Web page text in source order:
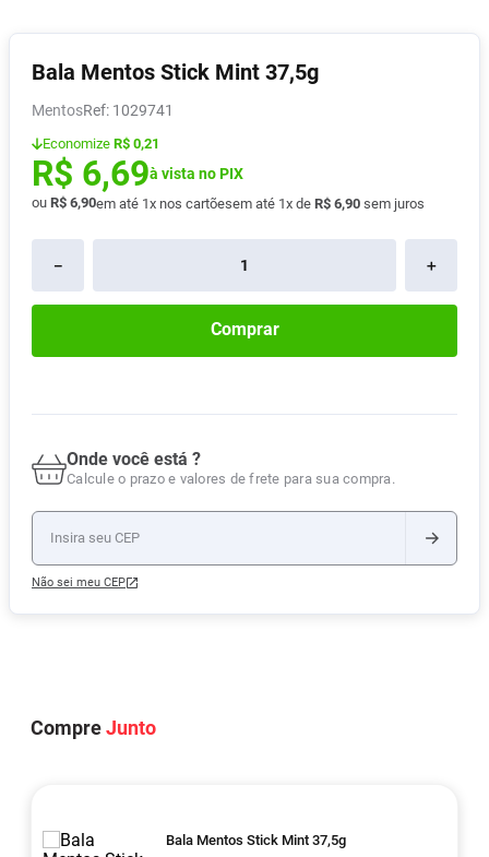
Bala Mentos Stick Mint 37,5g
Mentos : 1029741
Economize R$ 0,21
R$ 6,69à vista no PIX
ou R$ 6,90em até 1x nos cartõesem até 1x de R$ 6,90 sem juros
＋
－
Comprar
Onde você está ?
Calcule o prazo e valores de frete para sua compra.
Não sei meu CEP
CompreJunto
Bala Mentos Stick Mint 37,5g
5º Fralda G
6º Shampoo
7 º Desodorante
8º Absorvente
9 Vitamina D
10º Lavitan